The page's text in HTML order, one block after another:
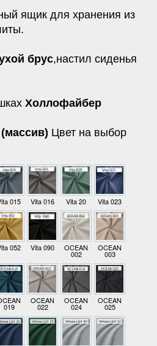
ящик для хранения из
брус,настил сиденья
Холлофайбер
Цвет на выбор
015 Vita 016 Vita 20 Vita 023
052 Vita 090 OCEAN
002
OCEAN
003
019
OCEAN
022
OCEAN
024
OCEAN
025